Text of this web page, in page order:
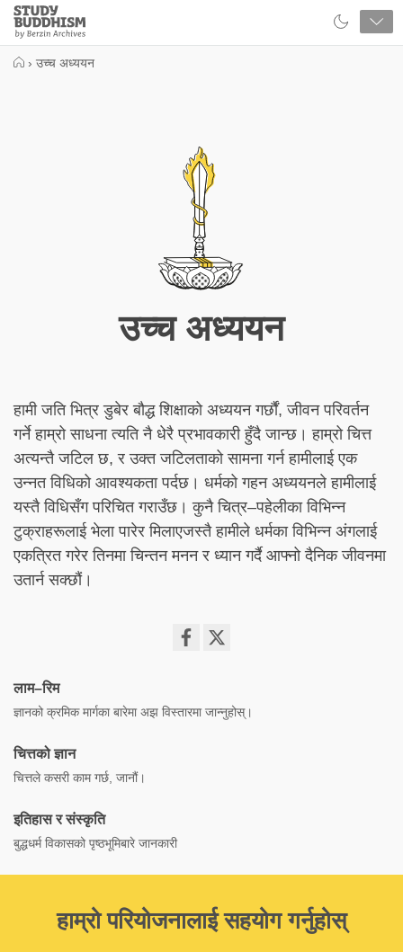
Close
Study
Buddhism
› उच्च अध्ययन
उच्च अध्ययन
हामी जति भित्र डुबेर बौद्ध शिक्षाको अध्ययन गर्छौं, जीवन परिवर्तन
गर्ने हाम्रो साधना त्यति नै धेरै प्रभावकारी हुँदै जान्छ। हाम्रो चित्त
अत्यन्तै जटिल छ, र उक्त जटिलताको सामना गर्न हामीलाई एक
उन्नत विधिको आवश्यकता पर्दछ। धर्मको गहन अध्ययनले हामीलाई
यस्तै विधिसँग परिचित गराउँछ। कुनै चित्र–पहेलीका विभिन्न
टुक्राहरूलाई भेला पारेर मिलाएजस्तै हामीले धर्मका विभिन्न अंगलाई
एकत्रित गरेर तिनमा चिन्तन मनन र ध्यान गर्दै आफ्नो दैनिक जीवनमा
उतार्न सक्छौं।
लाम–रिम
ज्ञानको क्रमिक मार्गका बारेमा अझ विस्तारमा जान्नुहोस्।
चित्तको ज्ञान
चित्तले कसरी काम गर्छ, जानौं।
इतिहास र संस्कृति
बुद्धधर्म विकासको पृष्ठभूमिबारे जानकारी
हाम्रो परियोजनालाई सहयोग गर्नुहोस्